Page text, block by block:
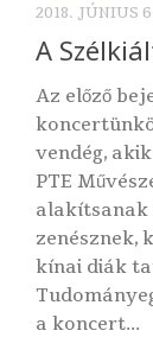
2018. JÚNIUS
A
Az előző
vendég,
PTE
alakítsanak
zenésznek,
kínai diák
a koncert...